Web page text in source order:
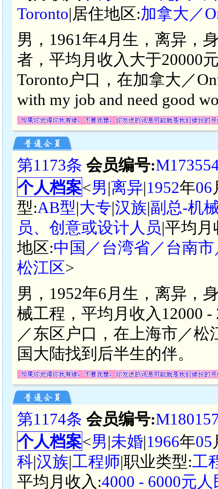
Toronto|居住地区:加拿大／
男，1961年4月生，离异，
者，平均月收入大于20000
Toronto户口，在加拿大／
with my job and need good
第1173条 会员编号:
个人档案<男|离异|1952年06
型:AB型|大专|汉族|副总-机
员、创意或设计人员|平均月
地区:中国／台湾省／台南
松江区>
男，1952年6月生，离异，
械工程，平均月收入12000
／东区户口，在上海市／
国大陆找到后半生的伴。
第1174条 会员编号:
个人档案<男|未婚|1966年05
科|汉族|工程师|职业类型:工
平均月收入:4000 - 6000元